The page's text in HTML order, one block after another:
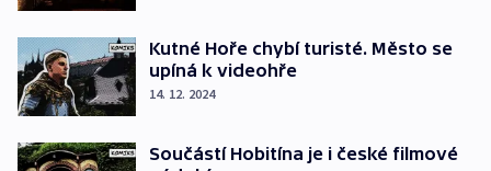
Kutné Hoře chybí turisté. Město se
upíná k videohře
14. 12. 2024
Součástí Hobitína je i české filmové